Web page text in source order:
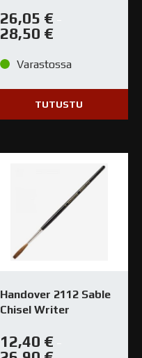
26,05 €
28,50 €
Varastossa
TUTUSTU
Handover 2112 Sable
Chisel Writer
12,40 €